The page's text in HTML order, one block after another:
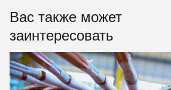
Вас также может
заинтересовать